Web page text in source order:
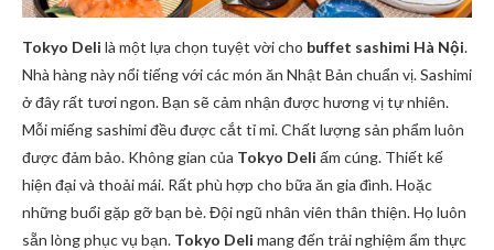
Tokyo Deli là một lựa chọn tuyệt vời cho buffet sashimi Hà Nội.
Nhà hàng này nổi tiếng với các món ăn Nhật Bản chuẩn vị. Sashimi
ở đây rất tươi ngon. Bạn sẽ cảm nhận được hương vị tự nhiên.
Mỗi miếng sashimi đều được cắt tỉ mỉ. Chất lượng sản phẩm luôn
được đảm bảo. Không gian của Tokyo Deli ấm cúng. Thiết kế
hiện đại và thoải mái. Rất phù hợp cho bữa ăn gia đình. Hoặc
những buổi gặp gỡ bạn bè. Đội ngũ nhân viên thân thiện. Họ luôn
sẵn lòng phục vụ bạn. Tokyo Deli mang đến trải nghiệm ẩm thực